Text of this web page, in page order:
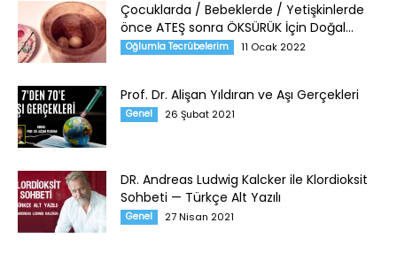
Çocuklarda / Bebeklerde / Yetişkinlerde
önce ATEŞ sonra ÖKSÜRÜK İçin Doğal...
Oğlumla Tecrübelerim 11 Ocak 2022
Prof. Dr. Alişan Yıldıran ve Aşı Gerçekleri
Genel 26 Şubat 2021
DR. Andreas Ludwig Kalcker ile Klordioksit
Sohbeti — Türkçe Alt Yazılı
Genel 27 Nisan 2021